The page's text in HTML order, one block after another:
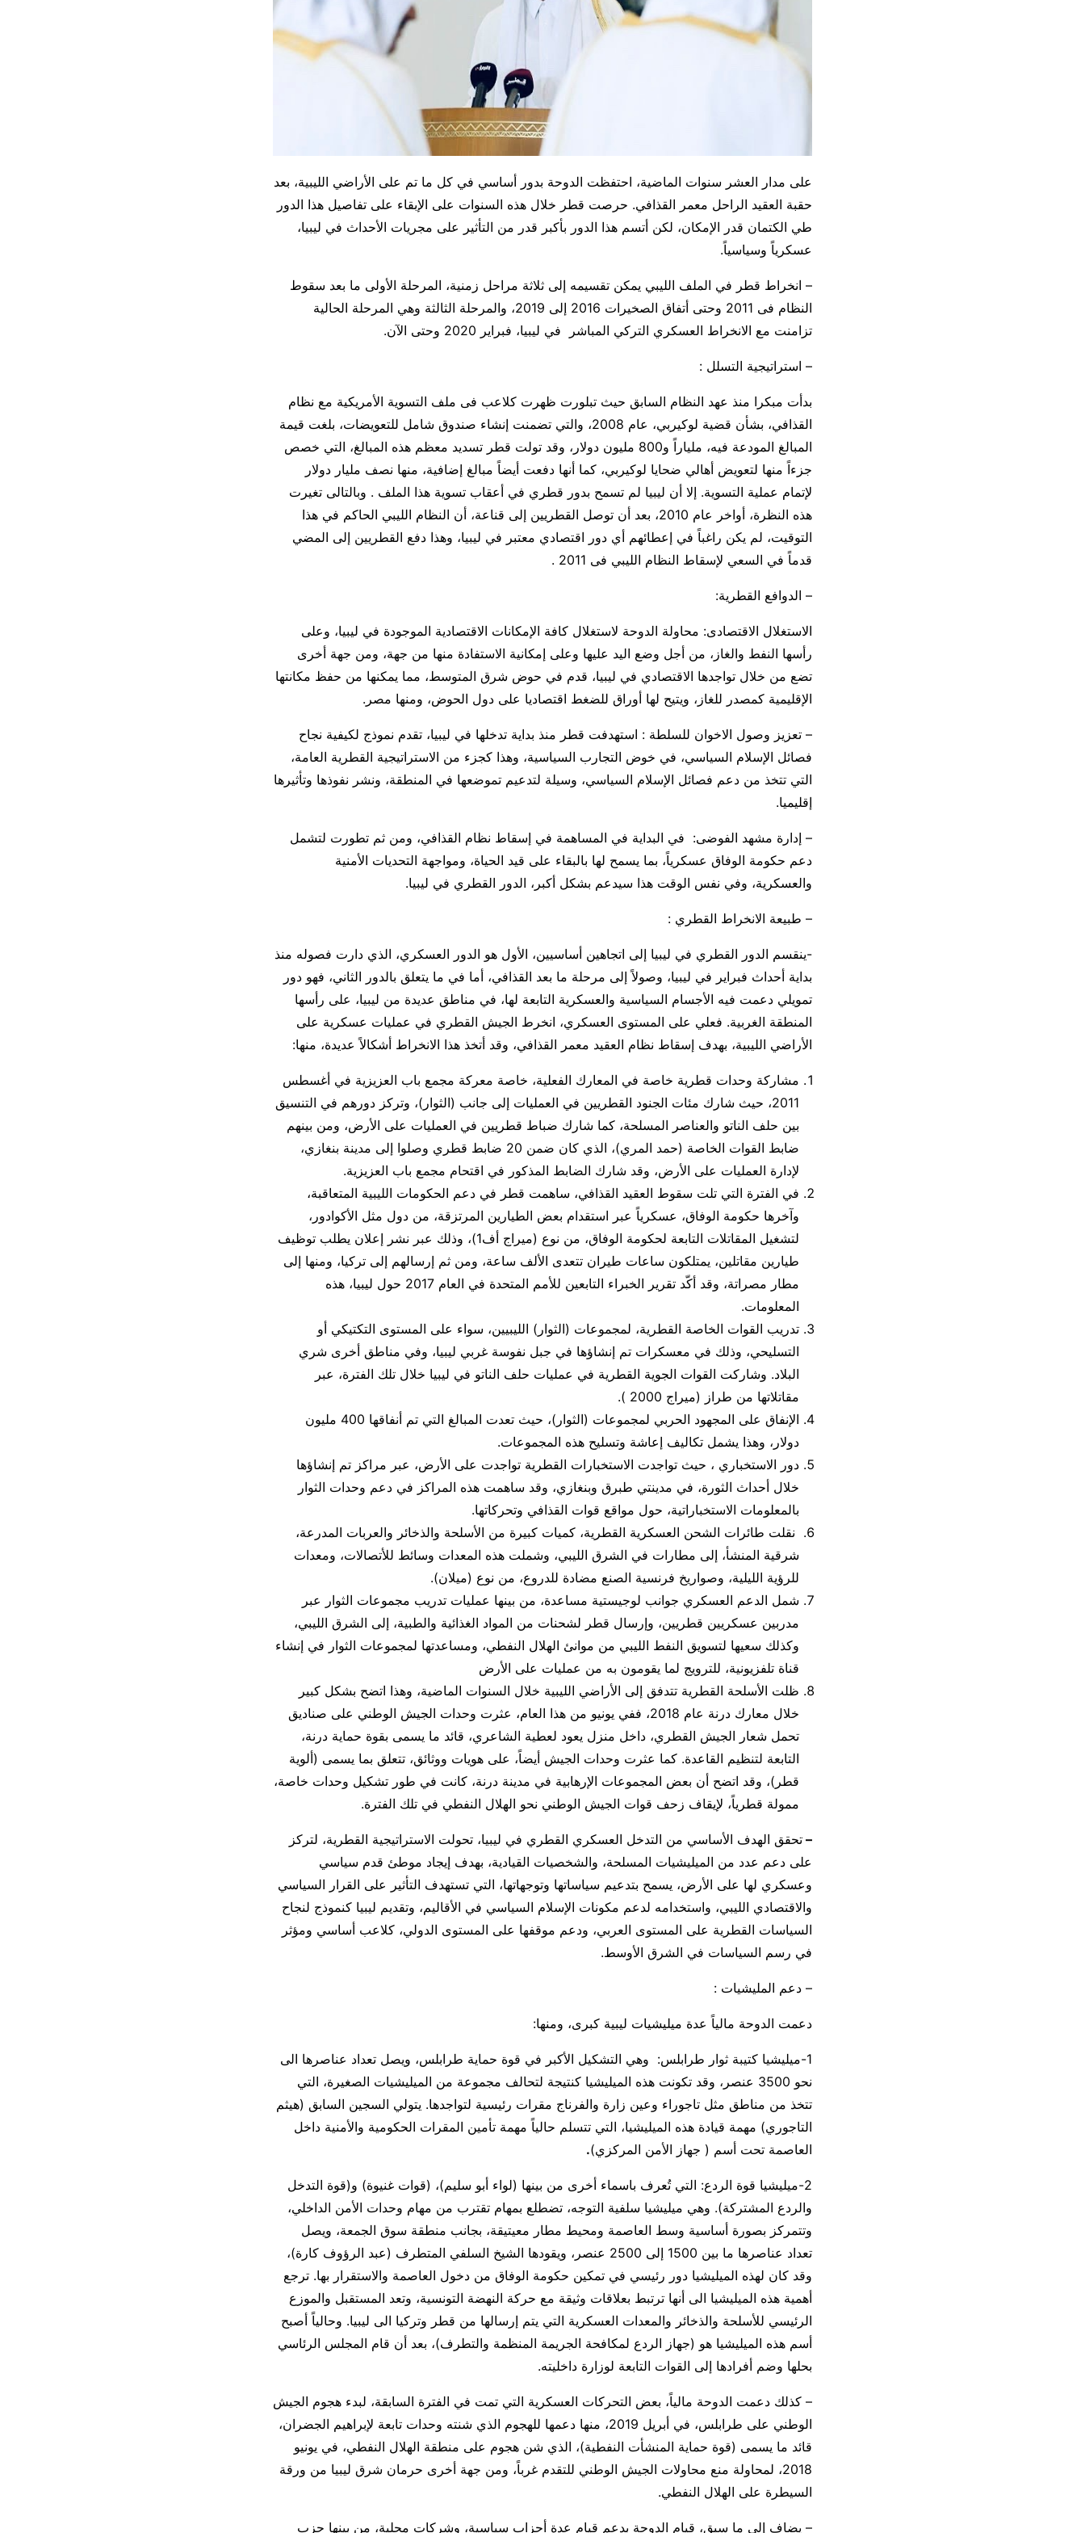
على مدار العشر سنوات الماضية، احتفظت الدوحة بدور أساسي في كل ما تم على الأراضي الليبية، بعد
حقبة العقيد الراحل معمر القذافي. حرصت قطر خلال هذه السنوات على الإبقاء على تفاصيل هذا الدور
طي الكتمان قدر الإمكان، لكن أتسم هذا الدور بأكبر قدر من التأثير على مجريات الأحداث في ليبيا،
عسكرياً وسياسياً.
– انخراط قطر في الملف الليبي يمكن تقسيمه إلى ثلاثة مراحل زمنية، المرحلة الأولى ما بعد سقوط
النظام فى 2011 وحتى أتفاق الصخيرات 2016 إلى 2019، والمرحلة الثالثة وهي المرحلة الحالية
تزامنت مع الانخراط العسكري التركي المباشر في ليبيا، فبراير 2020 وحتى الآن.
– استراتيجية التسلل :
بدأت مبكرا منذ عهد النظام السابق حيث تبلورت ظهرت كلاعب فى ملف التسوية الأمريكية مع نظام
القذافي، بشأن قضية لوكيربي، عام 2008، والتي تضمنت إنشاء صندوق شامل للتعويضات، بلغت قيمة
المبالغ المودعة فيه، ملياراً و800 مليون دولار، وقد تولت قطر تسديد معظم هذه المبالغ، التي خصص
جزءاً منها لتعويض أهالي ضحايا لوكيربي، كما أنها دفعت أيضاً مبالغ إضافية، منها نصف مليار دولار
لإتمام عملية التسوية. إلا أن ليبيا لم تسمح بدور قطري في أعقاب تسوية هذا الملف . وبالتالى تغيرت
هذه النظرة، أواخر عام 2010، بعد أن توصل القطريين إلى قناعة، أن النظام الليبي الحاكم في هذا
التوقيت، لم يكن راغباً في إعطائهم أي دور اقتصادي معتبر في ليبيا، وهذا دفع القطريين إلى المضي
قدماً في السعي لإسقاط النظام الليبي فى 2011 .
– الدوافع القطرية:
الاستغلال الاقتصادى: محاولة الدوحة لاستغلال كافة الإمكانات الاقتصادية الموجودة في ليبيا، وعلى
رأسها النفط والغاز، من أجل وضع اليد عليها وعلى إمكانية الاستفادة منها من جهة، ومن جهة أخرى
تضع من خلال تواجدها الاقتصادي في ليبيا، قدم في حوض شرق المتوسط، مما يمكنها من حفظ مكانتها
الإقليمية كمصدر للغاز، ويتيح لها أوراق للضغط اقتصاديا على دول الحوض، ومنها مصر.
– تعزيز وصول الاخوان للسلطة : استهدفت قطر منذ بداية تدخلها في ليبيا، تقدم نموذج لكيفية نجاح
فصائل الإسلام السياسي، في خوض التجارب السياسية، وهذا كجزء من الاستراتيجية القطرية العامة،
التي تتخذ من دعم فصائل الإسلام السياسي، وسيلة لتدعيم تموضعها في المنطقة، ونشر نفوذها وتأثيرها
إقليميا.
– إدارة مشهد الفوضى: في البداية في المساهمة في إسقاط نظام القذافي، ومن ثم تطورت لتشمل
دعم حكومة الوفاق عسكرياً، بما يسمح لها بالبقاء على قيد الحياة، ومواجهة التحديات الأمنية
والعسكرية، وفي نفس الوقت هذا سيدعم بشكل أكبر، الدور القطري في ليبيا.
– طبيعة الانخراط القطري :
-ينقسم الدور القطري في ليبيا إلى اتجاهين أساسيين، الأول هو الدور العسكري، الذي دارت فصوله منذ
بداية أحداث فبراير في ليبيا، وصولاً إلى مرحلة ما بعد القذافي، أما في ما يتعلق بالدور الثاني، فهو دور
تمويلي دعمت فيه الأجسام السياسية والعسكرية التابعة لها، في مناطق عديدة من ليبيا، على رأسها
المنطقة الغربية. فعلي على المستوى العسكري، انخرط الجيش القطري في عمليات عسكرية على
الأراضي الليبية، بهدف إسقاط نظام العقيد معمر القذافي، وقد أتخذ هذا الانخراط أشكالاً عديدة، منها:
مشاركة وحدات قطرية خاصة في المعارك الفعلية، خاصة معركة مجمع باب العزيزية في أغسطس
2011، حيث شارك مئات الجنود القطريين في العمليات إلى جانب (الثوار)، وتركز دورهم في التنسيق
بين حلف الناتو والعناصر المسلحة، كما شارك ضباط قطريين في العمليات على الأرض، ومن بينهم
ضابط القوات الخاصة (حمد المري)، الذي كان ضمن 20 ضابط قطري وصلوا إلى مدينة بنغازي،
لإدارة العمليات على الأرض، وقد شارك الضابط المذكور في اقتحام مجمع باب العزيزية.
في الفترة التي تلت سقوط العقيد القذافي، ساهمت قطر في دعم الحكومات الليبية المتعاقبة،
وآخرها حكومة الوفاق، عسكرياً عبر استقدام بعض الطيارين المرتزقة، من دول مثل الأكوادور،
لتشغيل المقاتلات التابعة لحكومة الوفاق، من نوع (ميراج أف1)، وذلك عبر نشر إعلان يطلب توظيف
طيارين مقاتلين، يمتلكون ساعات طيران تتعدى الألف ساعة، ومن ثم إرسالهم إلى تركيا، ومنها إلى
مطار مصراتة، وقد أكّد تقرير الخبراء التابعين للأمم المتحدة في العام 2017 حول ليبيا، هذه
المعلومات.
تدريب القوات الخاصة القطرية، لمجموعات (الثوار) الليبيين، سواء على المستوى التكتيكي أو
التسليحي، وذلك في معسكرات تم إنشاؤها في جبل نفوسة غربي ليبيا، وفي مناطق أخرى شري
البلاد. وشاركت القوات الجوية القطرية في عمليات حلف الناتو في ليبيا خلال تلك الفترة، عبر
مقاتلاتها من طراز (ميراج 2000 ).
الإنفاق على المجهود الحربي لمجموعات (الثوار)، حيث تعدت المبالغ التي تم أنفاقها 400 مليون
دولار، وهذا يشمل تكاليف إعاشة وتسليح هذه المجموعات.
دور الاستخباري ، حيث تواجدت الاستخبارات القطرية تواجدت على الأرض، عبر مراكز تم إنشاؤها
خلال أحداث الثورة، في مدينتي طبرق وبنغازي، وقد ساهمت هذه المراكز في دعم وحدات الثوار
بالمعلومات الاستخباراتية، حول مواقع قوات القذافي وتحركاتها.
نقلت طائرات الشحن العسكرية القطرية، كميات كبيرة من الأسلحة والذخائر والعربات المدرعة،
شرقية المنشأ، إلى مطارات في الشرق الليبي، وشملت هذه المعدات وسائط للأتصالات، ومعدات
للرؤية الليلية، وصواريخ فرنسية الصنع مضادة للدروع، من نوع (ميلان).
شمل الدعم العسكري جوانب لوجيستية مساعدة، من بينها عمليات تدريب مجموعات الثوار عبر
مدربين عسكريين قطريين، وإرسال قطر لشحنات من المواد الغذائية والطبية، إلى الشرق الليبي،
وكذلك سعيها لتسويق النفط الليبي من موانئ الهلال النفطي، ومساعدتها لمجموعات الثوار في إنشاء
قناة تلفزيونية، للترويج لما يقومون به من عمليات على الأرض
ظلت الأسلحة القطرية تتدفق إلى الأراضي الليبية خلال السنوات الماضية، وهذا اتضح بشكل كبير
خلال معارك درنة عام 2018، ففي يونيو من هذا العام، عثرت وحدات الجيش الوطني على صناديق
تحمل شعار الجيش القطري، داخل منزل يعود لعطية الشاعري، قائد ما يسمى بقوة حماية درنة،
التابعة لتنظيم القاعدة. كما عثرت وحدات الجيش أيضاً، على هويات ووثائق، تتعلق بما يسمى (ألوية
قطر)، وقد اتضح أن بعض المجموعات الإرهابية في مدينة درنة، كانت في طور تشكيل وحدات خاصة،
ممولة قطرياً، لإيقاف زحف قوات الجيش الوطني نحو الهلال النفطي في تلك الفترة.
– تحقق الهدف الأساسي من التدخل العسكري القطري في ليبيا، تحولت الاستراتيجية القطرية، لتركز
على دعم عدد من الميليشيات المسلحة، والشخصيات القيادية، بهدف إيجاد موطئ قدم سياسي
وعسكري لها على الأرض، يسمح بتدعيم سياساتها وتوجهاتها، التي تستهدف التأثير على القرار السياسي
والاقتصادي الليبي، واستخدامه لدعم مكونات الإسلام السياسي في الأقاليم، وتقديم ليبيا كنموذج لنجاح
السياسات القطرية على المستوى العربي، ودعم موقفها على المستوى الدولي، كلاعب أساسي ومؤثر
في رسم السياسات في الشرق الأوسط.
– دعم المليشيات :
دعمت الدوحة مالياً عدة ميليشيات ليبية كبرى، ومنها:
1-ميليشيا كتيبة ثوار طرابلس: وهي التشكيل الأكبر في قوة حماية طرابلس، ويصل تعداد عناصرها الى
نحو 3500 عنصر، وقد تكونت هذه الميليشيا كنتيجة لتحالف مجموعة من الميليشيات الصغيرة، التي
تتخذ من مناطق مثل تاجوراء وعين زارة والفرناج مقرات رئيسية لتواجدها. يتولي السجين السابق (هيثم
التاجوري) مهمة قيادة هذه الميليشيا، التي تتسلم حالياً مهمة تأمين المقرات الحكومية والأمنية داخل
العاصمة تحت أسم ( جهاز الأمن المركزي).
2-ميليشيا قوة الردع: التي تُعرف باسماء أخرى من بينها (لواء أبو سليم)، (قوات غنيوة) و(قوة التدخل
والردع المشتركة). وهي ميليشيا سلفية التوجه، تضطلع بمهام تقترب من مهام وحدات الأمن الداخلي،
وتتمركز بصورة أساسية وسط العاصمة ومحيط مطار معيتيقة، بجانب منطقة سوق الجمعة، ويصل
تعداد عناصرها ما بين 1500 إلى 2500 عنصر، ويقودها الشيخ السلفي المتطرف (عبد الرؤوف كارة)،
وقد كان لهذه الميليشيا دور رئيسي في تمكين حكومة الوفاق من دخول العاصمة والاستقرار بها. ترجع
أهمية هذه الميليشيا الى أنها ترتبط بعلاقات وثيقة مع حركة النهضة التونسية، وتعد المستقبل والموزع
الرئيسي للأسلحة والذخائر والمعدات العسكرية التي يتم إرسالها من قطر وتركيا الى ليبيا. وحالياً أصبح
أسم هذه الميليشيا هو (جهاز الردع لمكافحة الجريمة المنظمة والتطرف)، بعد أن قام المجلس الرئاسي
بحلها وضم أفرادها إلى القوات التابعة لوزارة داخليته.
– كذلك دعمت الدوحة مالياً، بعض التحركات العسكرية التي تمت في الفترة السابقة، لبدء هجوم الجيش
الوطني على طرابلس، في أبريل 2019، منها دعمها للهجوم الذي شنته وحدات تابعة لإبراهيم الجضران،
قائد ما يسمى (قوة حماية المنشأت النفطية)، الذي شن هجوم على منطقة الهلال النفطي، في يونيو
2018، لمحاولة منع محاولات الجيش الوطني للتقدم غرباً، ومن جهة أخرى حرمان شرق ليبيا من ورقة
السيطرة على الهلال النفطي.
– يضاف إلى ما سبق، قيام الدوحة بدعم قيام عدة أحزاب سياسية، وشركات محلية، من بينها حزب